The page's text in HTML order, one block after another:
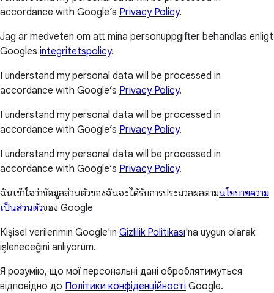
accordance with Google’s Privacy Policy.
Jag är medveten om att mina personuppgifter behandlas enligt
Googles integritetspolicy.
I understand my personal data will be processed in
accordance with Google’s Privacy Policy.
I understand my personal data will be processed in
accordance with Google’s Privacy Policy.
I understand my personal data will be processed in
accordance with Google’s Privacy Policy.
ฉันเข้าใจว่าข้อมูลส่วนตัวของฉันจะได้รับการประมวลผลตามนโยบายความ
เป็นส่วนตัวของ Google
Kişisel verilerimin Google'ın Gizlilik Politikası'na uygun olarak
işleneceğini anlıyorum.
Я розумію, що мої персональні дані оброблятимуться
відповідно до Політики конфіденційності Google.